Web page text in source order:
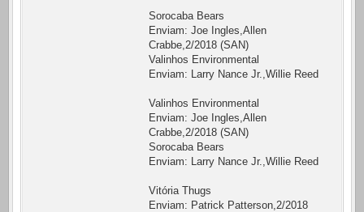
Sorocaba Bears
Enviam: Joe Ingles,Allen
Crabbe,2/2018 (SAN)
Valinhos Environmental
Enviam: Larry Nance Jr.,Willie Reed
Valinhos Environmental
Enviam: Joe Ingles,Allen
Crabbe,2/2018 (SAN)
Sorocaba Bears
Enviam: Larry Nance Jr.,Willie Reed
Vitória Thugs
Enviam: Patrick Patterson,2/2018